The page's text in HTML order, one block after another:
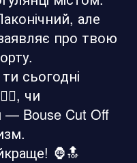
але
про твою
сьогодні
чи
— Bouse Cut Off
🦍🔝